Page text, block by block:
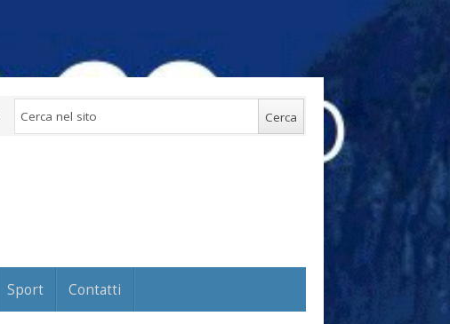
Sport Contatti